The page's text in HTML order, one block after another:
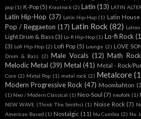
pop (1) K-Pop (5) Krautrock (2) Latin (13) LATIN
Latin Hip-Hop (37) Latín Hip-Hop (1) Latin House
Pop / Reggaeton (17) Latin Rock (82) Latino
Light Drum & Bass (3) Lo-fi Hip-Hop (1) Lo-fi Rock
(3) Lofi Hip-Hop (2) Lofi Pop (5) Lounge (2) LOVE
Drum & Bass (2) Male Vocals (12) Math Rock
Melodic Metal (39) Metal (41) Metal - Rock/
Core (2) Metal Pop (1) metal rock (2) Metalcore
Modern Progressive Rock (47) Moombahton
(1) Neo / Modern Classical (1) Neo-Soul (7) neofolk (1)
NEW WAVE (Think The Smiths) (1) Noise Rock (7)
American Based (1) Nostalgic (11) Nu Cumbia (2) Nu